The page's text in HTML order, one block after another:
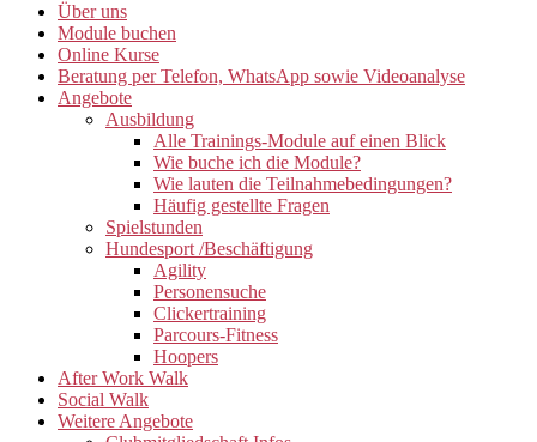
Über uns
Module buchen
Online Kurse
Beratung per Telefon, WhatsApp sowie Videoanalyse
Angebote
Ausbildung
Alle Trainings-Module auf einen Blick
Wie buche ich die Module?
Wie lauten die Teilnahmebedingungen?
Häufig gestellte Fragen
Spielstunden
Hundesport /Beschäftigung
Agility
Personensuche
Clickertraining
Parcours-Fitness
Hoopers
After Work Walk
Social Walk
Weitere Angebote